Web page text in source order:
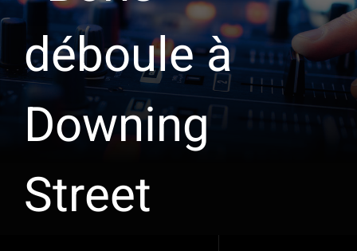
déboule à
Downing
Street